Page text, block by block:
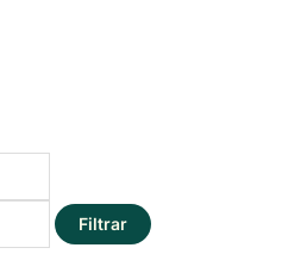
Filtrar